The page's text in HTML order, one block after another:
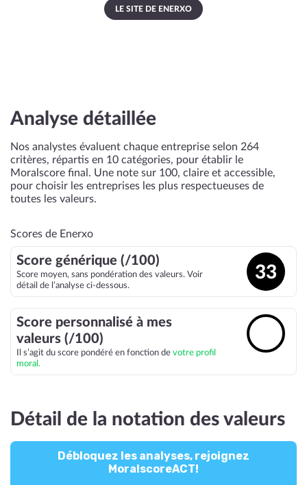
LE SITE DE ENERXO
Analyse détaillée
Nos analystes évaluent chaque entreprise selon 264
critères, répartis en 10 catégories, pour établir le
Moralscore final. Une note sur 100, claire et accessible,
pour choisir les entreprises les plus respectueuses de
toutes les valeurs.
Scores de Enerxo
Score générique (/100)
Score moyen, sans pondération des valeurs. Voir
détail de l’analyse ci-dessous.
33
Score personnalisé à mes
valeurs (/100)
Il s’agit du score pondéré en fonction de votre profil
moral.
Détail de la notation des valeurs
Débloquez les analyses, rejoignez
MoralscoreACT!